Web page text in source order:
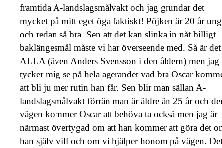
framtida A-landslagsmålvakt och jag grundar det
mycket på mitt eget öga faktiskt! Pöjken är 20 år ung
och redan så bra. Sen att det kan slinka in nåt billigt
baklängesmål måste vi har överseende med. Så är
ALLA (även Anders Svensson i den åldern) men jag
tycker mig se på hela agerandet vad bra Oscar
att bli ju mer rutin han får. Sen blir man sällan A-
landslagsmålvakt förrän man är äldre än 25 år och
vägen kommer Oscar att behöva ta också men jag är
närmast övertygad om att han kommer att göra det
han själv vill och om vi hjälper honom på vägen. Det